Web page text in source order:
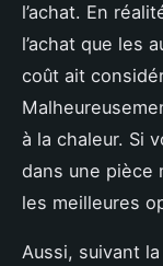
l’achat. En
l’achat que les
coût ait
à la chaleur. Si
dans une pièce
les meilleures
Aussi, suivant